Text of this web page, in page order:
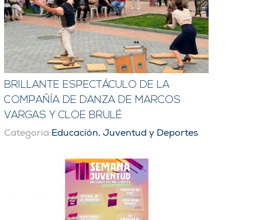
BRILLANTE ESPECTÁCULO DE LA
COMPAÑÍA DE DANZA DE MARCOS
VARGAS Y CLOE BRULÉ
Categoria:Educación, Juventud y Deportes